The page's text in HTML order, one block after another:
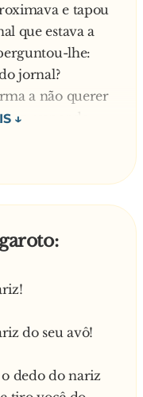
já tranquilizada,
senhor por
das Finanças E
tomates até
e tapou
que estava a
lhe:
jornal?
a não querer
responde:
hospital com
pensar.
as minhas
e, quando
a menina e
do seu avô!
dedo do nariz